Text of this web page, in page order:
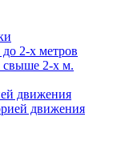
2-х метров
свыше 2-х м.
движения
движения